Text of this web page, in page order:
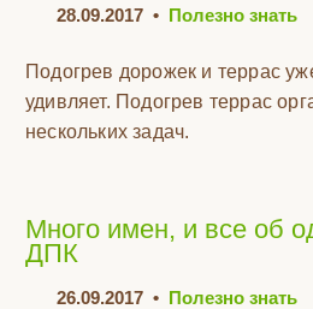
28.09.2017 • Полезно знать
Подогрев дорожек и террас
удивляет. Подогрев террас
нескольких задач.
Много имен, и все об
ДПК
26.09.2017 • Полезно знать